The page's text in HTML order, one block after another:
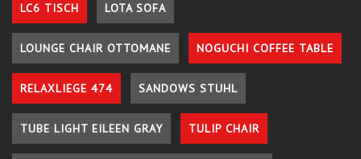
LC6 TISCH LOTA SOFA
LOUNGE CHAIR OTTOMANE NOGUCHI COFFEE TABLE
RELAXLIEGE 474 SANDOWS STUHL
TUBE LIGHT EILEEN GRAY TULIP CHAIR